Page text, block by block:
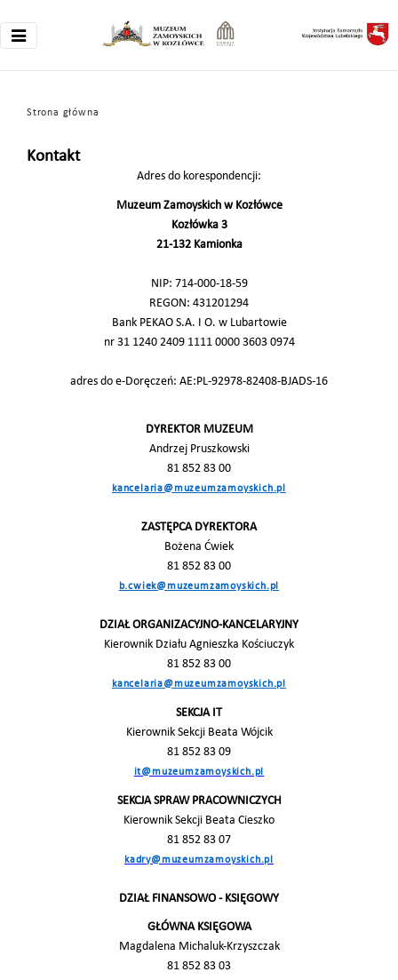
Strona główna
Kontakt
Adres do korespondencji:
Muzeum Zamoyskich w Kozłówce
Kozłówka 3
21-132 Kamionka
NIP: 714-000-18-59
REGON: 431201294
Bank PEKAO S.A. I O. w Lubartowie
nr 31 1240 2409 1111 0000 3603 0974
adres do e-Doręczeń: AE:PL-92978-82408-BJADS-16
DYREKTOR MUZEUM
Andrzej Pruszkowski
81 852 83 00
kancelaria@muzeumzamoyskich.pl
ZASTĘPCA DYREKTORA
Bożena Ćwiek
81 852 83 00
b.cwiek@muzeumzamoyskich.pl
DZIAŁ ORGANIZACYJNO-KANCELARYJNY
Kierownik Działu Agnieszka Kościuczyk
81 852 83 00
kancelaria@muzeumzamoyskich.pl
SEKCJA IT
Kierownik Sekcji Beata Wójcik
81 852 83 09
it@muzeumzamoyskich.pl
SEKCJA SPRAW PRACOWNICZYCH
Kierownik Sekcji Beata Cieszko
81 852 83 07
kadry@muzeumzamoyskich.pl
DZIAŁ FINANSOWO - KSIĘGOWY
GŁÓWNA KSIĘGOWA
Magdalena Michaluk-Krzyszczak
81 852 83 03